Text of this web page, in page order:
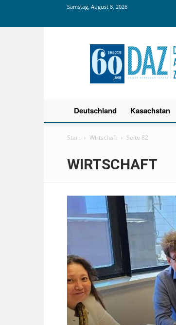
Samstag, August 8, 2026
Zeitung
Deutschland Kasachstan
Start Wirtschaft Seite 82
WIRTSCHAFT